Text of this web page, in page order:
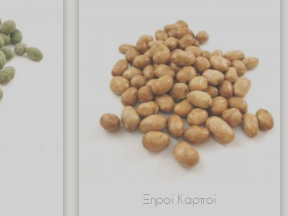
€ 0.95
through
€ 9.50
Ξηροί Καρποί
€ 7.90